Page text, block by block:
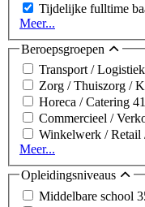
Tijdelijke fulltime
Meer...
Beroepsgroepen
Transport /
Zorg / Thuiszorg /
Horeca / Catering 41
Commercieel /
Winkelwerk / Retail
Meer...
Opleidingsniveaus
Middelbare school